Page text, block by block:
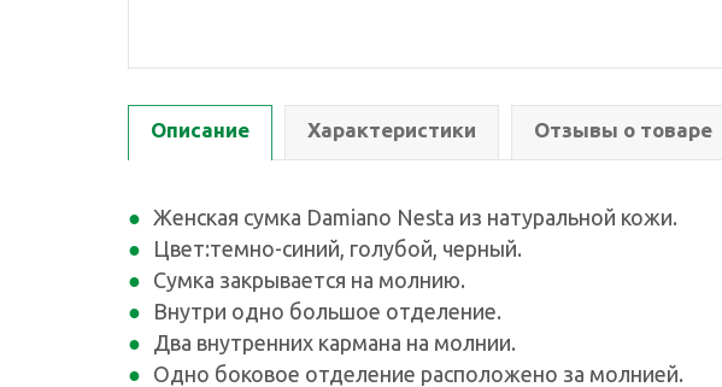
Описание Характеристики Отзывы о товаре
Женская сумка Damiano Nesta из натуральной кожи.
Цвет:темно-синий, голубой, черный.
Сумка закрывается на молнию.
Внутри одно большое отделение.
Два внутренних кармана на молнии.
Одно боковое отделение расположено за молнией.